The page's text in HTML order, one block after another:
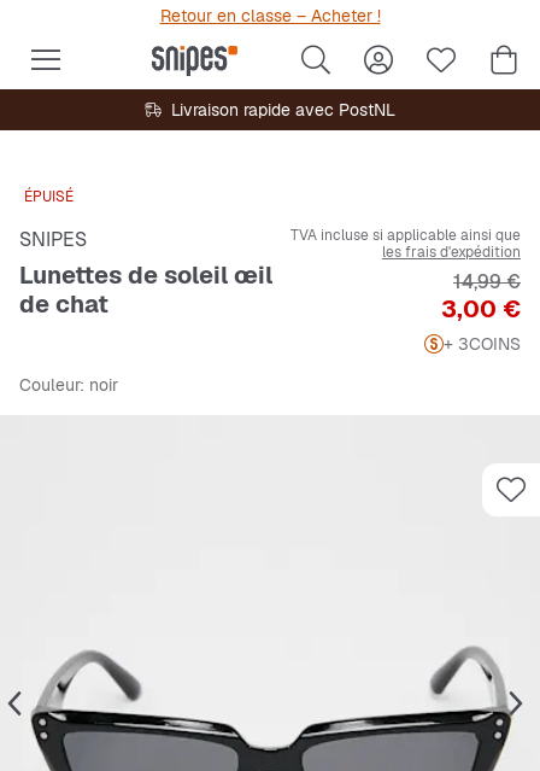
Retour en classe – Acheter !
Livraison rapide avec PostNL
ÉPUISÉ
SNIPES
Lunettes de soleil œil
de chat
TVA incluse si applicable ainsi que
les frais d'expédition
Prix
3,00 €
Prix
14,99 €
+ 3COINS
Couleur: noir